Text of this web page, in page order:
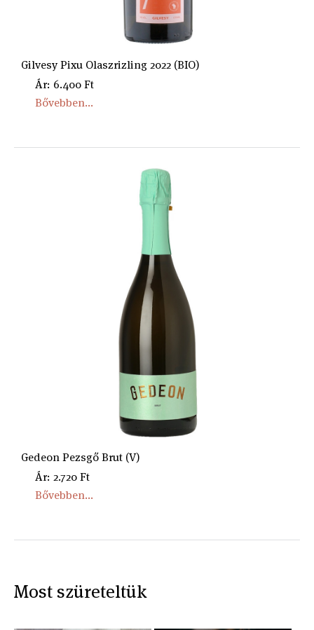
Gilvesy Pixu Olaszrizling 2022 (BIO)
Ár: 6.400 Ft
Bővebben...
Gedeon Pezsgő Brut (V)
Ár: 2.720 Ft
Bővebben...
Most szüreteltük